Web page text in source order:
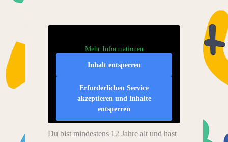
Mehr Informationen
Inhalt entsperren
Erforderlichen Service
akzeptieren und Inhalte
entsperren
Du bist mindestens 12 Jahre alt und hast